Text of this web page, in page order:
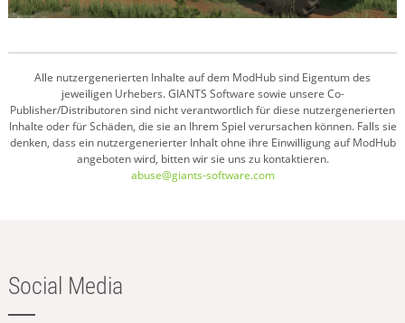
Alle nutzergenerierten Inhalte auf dem ModHub sind Eigentum des
jeweiligen Urhebers. GIANTS Software sowie unsere Co-
Publisher/Distributoren sind nicht verantwortlich für diese nutzergenerierten
Inhalte oder für Schäden, die sie an Ihrem Spiel verursachen können. Falls sie
denken, dass ein nutzergenerierter Inhalt ohne ihre Einwilligung auf ModHub
angeboten wird, bitten wir sie uns zu kontaktieren.
abuse@giants-software.com
Social Media